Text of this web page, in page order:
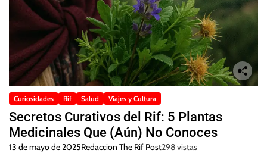
Curiosidades Rif Salud Viajes y Cultura
Secretos Curativos del Rif: 5 Plantas
Medicinales Que (Aún) No Conoces
13 de mayo de 2025Redaccion The Rif Post298 vistas